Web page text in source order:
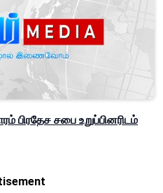
பிரதேச சபை உறுப்பினரிடம்